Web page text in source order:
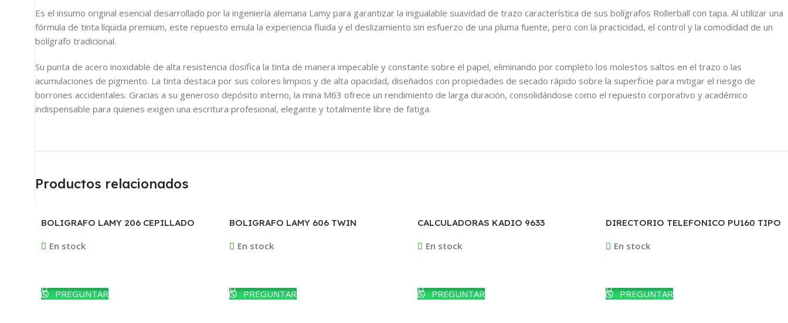
Es el insumo original esencial desarrollado por la ingeniería alemana Lamy para garantizar la inigualable suavidad de trazo característica de sus bolígrafos Rollerball con tapa. Al utilizar una
fórmula de tinta líquida premium, este repuesto emula la experiencia fluida y el deslizamiento sin esfuerzo de una pluma fuente, pero con la practicidad, el control y la comodidad de un
bolígrafo tradicional.
Su punta de acero inoxidable de alta resistencia dosifica la tinta de manera impecable y constante sobre el papel, eliminando por completo los molestos saltos en el trazo o las
acumulaciones de pigmento. La tinta destaca por sus colores limpios y de alta opacidad, diseñados con propiedades de secado rápido sobre la superficie para mitigar el riesgo de
borrones accidentales. Gracias a su generoso depósito interno, la mina M63 ofrece un rendimiento de larga duración, consolidándose como el repuesto corporativo y académico
indispensable para quienes exigen una escritura profesional, elegante y totalmente libre de fatiga.
Productos relacionados
BOLIGRAFO LAMY 206 CEPILLADO
En stock
PREGUNTAR
BOLIGRAFO LAMY 606 TWIN
En stock
PREGUNTAR
CALCULADORAS KADIO 9633
En stock
PREGUNTAR
DIRECTORIO TELEFONICO PU160 TIPO
En stock
PREGUNTAR